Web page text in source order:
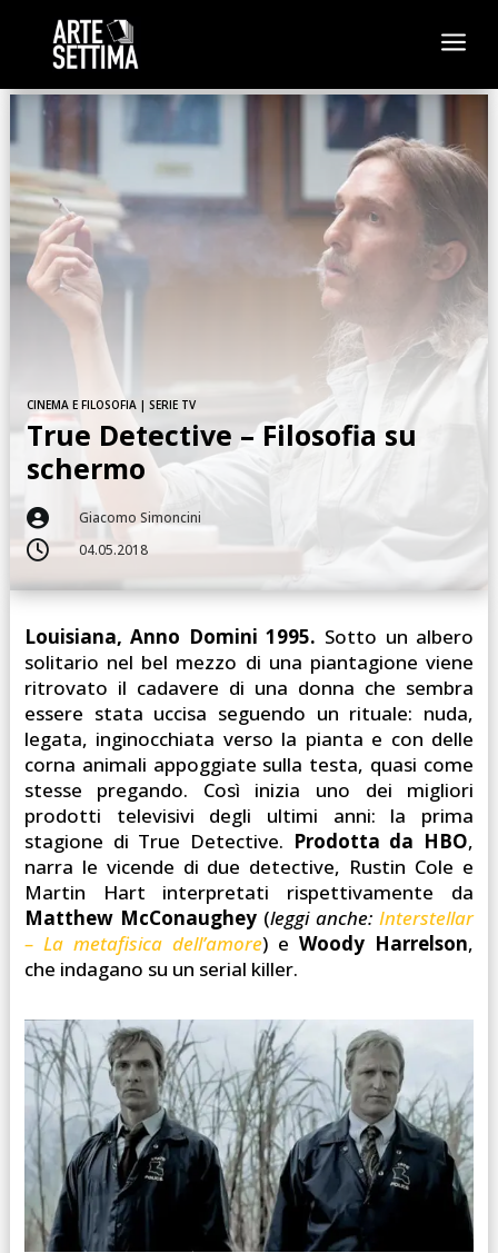
a
CINEMA E FILOSOFIA| SERIE TV
True Detective – Filosofia su
schermo
 Giacomo Simoncini
 04.05.2018
Louisiana, Anno Domini 1995. Sotto un albero
solitario nel bel mezzo di una piantagione viene
ritrovato il cadavere di una donna che sembra
essere stata uccisa seguendo un rituale: nuda,
legata, inginocchiata verso la pianta e con delle
corna animali appoggiate sulla testa, quasi come
stesse pregando. Così inizia uno dei migliori
prodotti televisivi degli ultimi anni: la prima
stagione di True Detective. Prodotta da HBO,
narra le vicende di due detective, Rustin Cole e
Martin Hart interpretati rispettivamente da
Matthew McConaughey (leggi anche:Interstellar
– La metafisica dell’amore) eWoody Harrelson,
che indagano su un serial killer.